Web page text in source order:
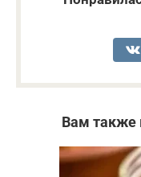
Вам также